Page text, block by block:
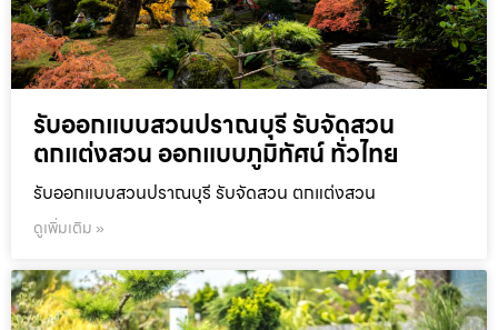
รับออกแบบสวนปราณบุรี รับจัดสวน
ตกแต่งสวน ออกแบบภูมิทัศน์ ทั่วไทย
รับออกแบบสวนปราณบุรี รับจัดสวน ตกแต่งสวน
ดูเพิ่มเติม »